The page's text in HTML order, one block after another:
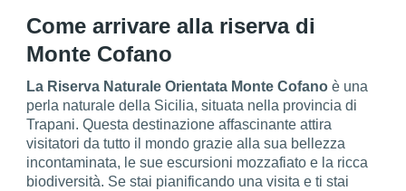
Come arrivare alla riserva di
Monte Cofano
La Riserva Naturale Orientata Monte Cofano è una
perla naturale della Sicilia, situata nella provincia di
Trapani. Questa destinazione affascinante attira
visitatori da tutto il mondo grazie alla sua bellezza
incontaminata, le sue escursioni mozzafiato e la ricca
biodiversità. Se stai pianificando una visita e ti stai